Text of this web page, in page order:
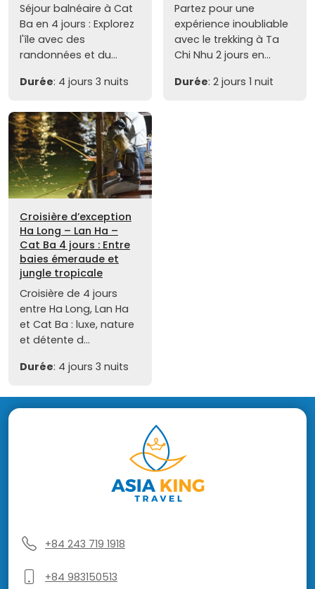
Séjour balnéaire à Cat
Ba en 4 jours : Explorez
l'île avec des
randonnées et du...
Durée: 4 jours 3 nuits
Partez pour une
expérience inoubliable
avec le trekking à Ta
Chi Nhu 2 jours en...
Durée: 2 jours 1 nuit
Croisière d’exception
Ha Long – Lan Ha –
Cat Ba 4 jours : Entre
baies émeraude et
jungle tropicale
Croisière de 4 jours
entre Ha Long, Lan Ha
et Cat Ba : luxe, nature
et détente d...
Durée: 4 jours 3 nuits
+84 243 719 1918
+84 983150513